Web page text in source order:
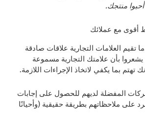
منتجك.
أقوى مع عملائك
تقيم العلامات التجارية علاقات صادقة
بأن علامتك التجارية مسموعة
تهتم بما يكفي لاتخاذ الإجراءات اللازمة.
المفضلة لديهم للحصول على إجابات
على ملاحظاتهم بطريقة حقيقية (وأحيانًا